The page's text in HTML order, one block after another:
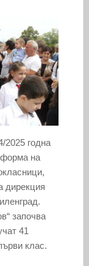
2025 годна
форма на
дирекция
започва
41
клас.